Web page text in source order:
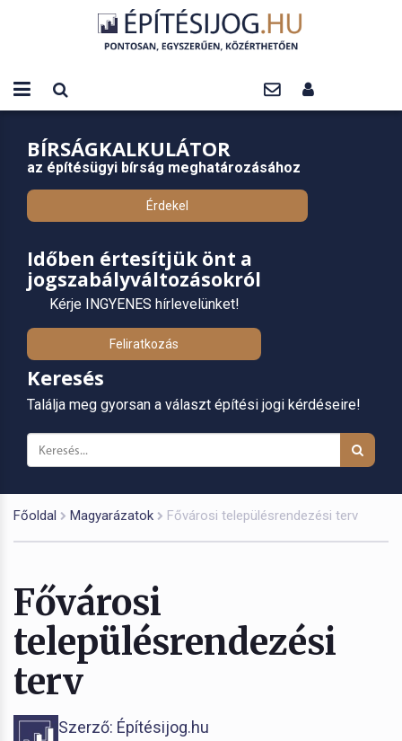
BÍRSÁGKALKULÁTOR
az építésügyi bírság meghatározásához
Érdekel
Időben értesítjük önt a
jogszabályváltozásokról
Kérje INGYENES hírlevelünket!
Feliratkozás
Keresés
Találja meg gyorsan a választ építési jogi kérdéseire!
Főoldal Magyarázatok Fővárosi településrendezési terv
Fővárosi
településrendezési
terv
Szerző: Építésijog.hu